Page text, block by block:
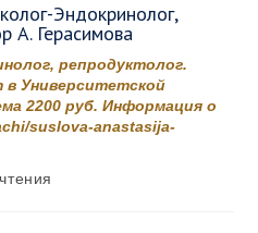
Эндокринолог,
А. Герасимова
репродуктолог.
Университетской
2200 руб. Информация о
suslova-anastasija-